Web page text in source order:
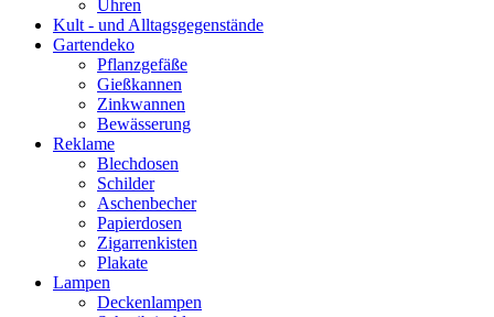
Uhren
Kult - und Alltagsgegenstände
Gartendeko
Pflanzgefäße
Gießkannen
Zinkwannen
Bewässerung
Reklame
Blechdosen
Schilder
Aschenbecher
Papierdosen
Zigarrenkisten
Plakate
Lampen
Deckenlampen